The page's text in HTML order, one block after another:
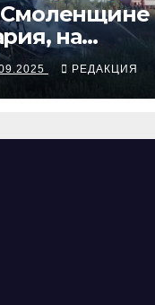
на
РЕДАКЦИЯ